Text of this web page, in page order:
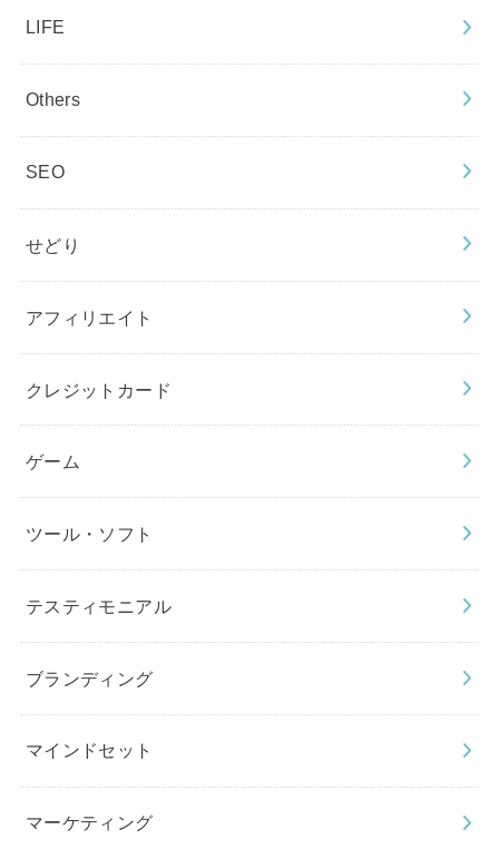
LIFE
Others
SEO
せどり
アフィリエイト
クレジットカード
ゲーム
ツール・ソフト
テスティモニアル
ブランディング
マインドセット
マーケティング